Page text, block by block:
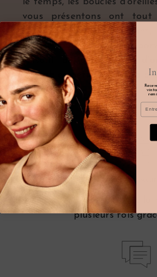
le temps, les boucles
vous présentons ont tout
plusieurs siècles.
qu’une paire complète
faisant de ces boucles
véritables petits trésors à
Paiement
Par CB ou par Paypal, avec la
plusieurs fois
Email